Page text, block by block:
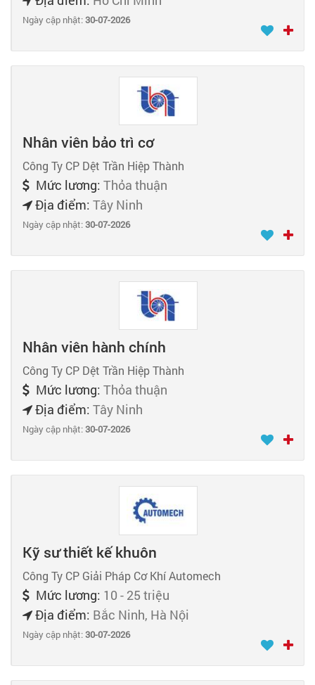
Ngày cập nhật:30-07-2026
Nhân viên bảo trì cơ
Công Ty CP Dệt Trần Hiệp Thành
Mức lương: Thỏa thuận
Địa điểm: Tây Ninh
Ngày cập nhật:30-07-2026
Nhân viên hành chính
Công Ty CP Dệt Trần Hiệp Thành
Mức lương: Thỏa thuận
Địa điểm: Tây Ninh
Ngày cập nhật:30-07-2026
Kỹ sư thiết kế khuôn
Công Ty CP Giải Pháp Cơ Khí Automech
Mức lương: 10 - 25 triệu
Địa điểm: Bắc Ninh, Hà Nội
Ngày cập nhật:30-07-2026